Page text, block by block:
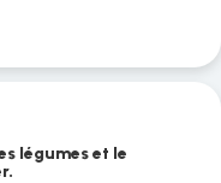
légumes et le